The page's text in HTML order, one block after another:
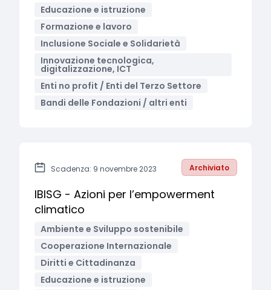
Educazione e istruzione
Formazione e lavoro
Inclusione Sociale e Solidarietà
Innovazione tecnologica,
digitalizzazione, ICT
Enti no profit / Enti del Terzo Settore
Bandi delle Fondazioni / altri enti
Scadenza: 9 novembre 2023 Archiviato
IBISG - Azioni per l’empowerment
climatico
Ambiente e Sviluppo sostenibile
Cooperazione Internazionale
Diritti e Cittadinanza
Educazione e istruzione